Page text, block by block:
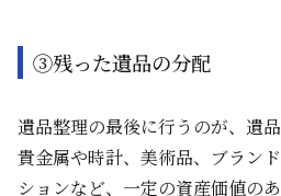
③残った遺品の分配
遺品整理の最後に行うのが、遺
貴金属や時計、美術品、ブラン
ションなど、一定の資産価値の